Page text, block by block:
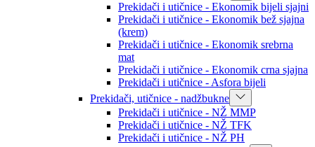
Prekidači i utičnice - Ekonomik bijeli sjajni
Prekidači i utičnice - Ekonomik bež sjajna
(krem)
Prekidači i utičnice - Ekonomik srebrna
mat
Prekidači i utičnice - Ekonomik crna sjajna
Prekidači i utičnice - Asfora bijeli
Prekidači, utičnice - nadžbukne
Prekidači i utičnice - NŽ MMP
Prekidači i utičnice - NŽ TFK
Prekidači i utičnice - NŽ PH